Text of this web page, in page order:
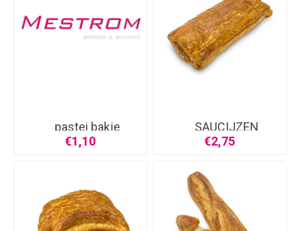
pastei bakje
€1,10
SAUCIJZEN
BROODJE
€2,75